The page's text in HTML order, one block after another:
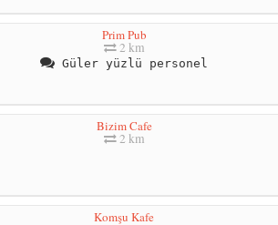
Prim Pub
2 km
Güler yüzlü personel
Bizim Cafe
2 km
Komşu Kafe